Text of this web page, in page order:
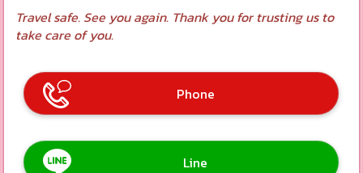
Travel safe. See you again. Thank you for trusting us to
take care of you.
Phone
Line